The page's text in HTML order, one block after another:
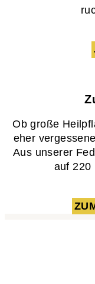
Ob große
eher
Aus unserer
auf 220